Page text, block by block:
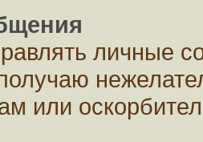
личные
или